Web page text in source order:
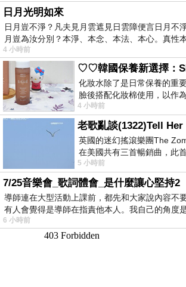
日月光明如來
日月豈不淨？凡夫見月雲遮見日雲障便言日月不
月豈為汝分別？本淨、本念、本法、本心。真性
4 小時前
化妝水除了是日常保養的重
臉後搭配化妝棉使用，以作
我的保養必備品項 不過，我
4 小時前
老歌亂談(1322)Tell Her
英國的迷幻搖滾樂團The
在美國共有三首暢銷曲，此
No》即為其中之一，在告示
5 小時前
7/25音樂會_歌詞體會_是什麼讓心堅持2
導師連在大型活動上課前，都先和大家說內容不
有人會覺得是導師在指責他本人。我自己的角度
6 小時前